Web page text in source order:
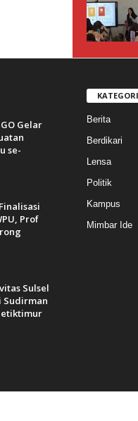
Gelar
se-
Prof
Sulsel
Sudirman
Berita
Berdikari
Lensa
Politik
Kampus
Mimbar Ide